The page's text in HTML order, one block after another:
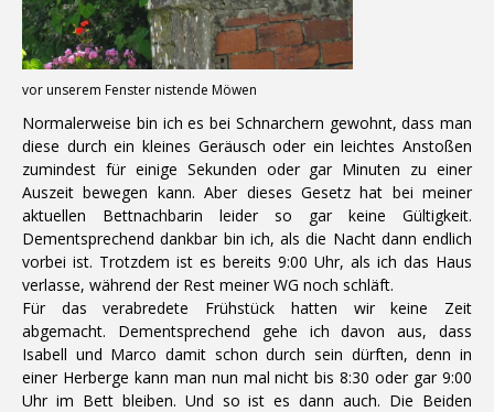
vor unserem Fenster nistende Möwen
Normalerweise bin ich es bei Schnarchern gewohnt, dass man
diese durch ein kleines Geräusch oder ein leichtes Anstoßen
zumindest für einige Sekunden oder gar Minuten zu einer
Auszeit bewegen kann. Aber dieses Gesetz hat bei meiner
aktuellen Bettnachbarin leider so gar keine Gültigkeit.
Dementsprechend dankbar bin ich, als die Nacht dann endlich
vorbei ist. Trotzdem ist es bereits 9:00 Uhr, als ich das Haus
verlasse, während der Rest meiner WG noch schläft.
Für das verabredete Frühstück hatten wir keine Zeit
abgemacht. Dementsprechend gehe ich davon aus, dass
Isabell und Marco damit schon durch sein dürften, denn in
einer Herberge kann man nun mal nicht bis 8:30 oder gar 9:00
Uhr im Bett bleiben. Und so ist es dann auch. Die Beiden